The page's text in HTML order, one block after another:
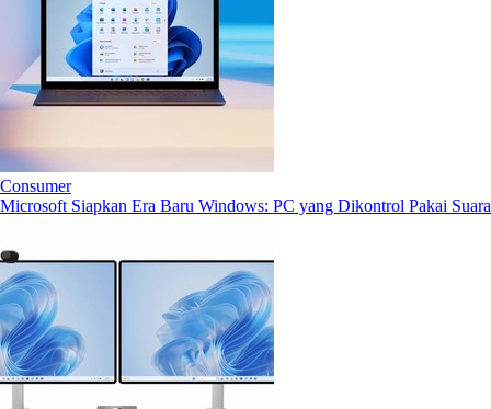
Consumer
Microsoft Siapkan Era Baru Windows: PC yang Dikontrol Pakai Suara